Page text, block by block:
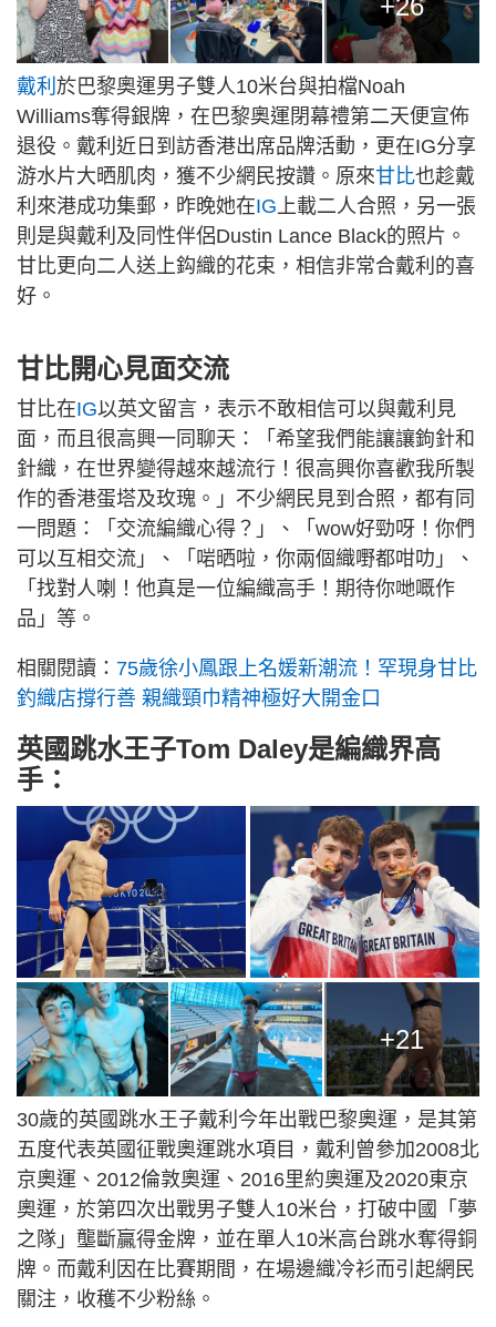
戴利 於巴黎奧運男子雙人10米台與拍檔Noah
Williams奪得銀牌，在巴黎奧運閉幕禮第二天便宣佈
退役。戴利近日到訪香港出席品牌活動，更在IG分享
游水片大晒肌肉，獲不少網民按讚。原來甘比也趁戴
利來港成功集郵，昨晚她在IG上載二人合照，另一張
則是與戴利及同性伴侶Dustin Lance Black的照片。
甘比更向二人送上鈎織的花束，相信非常合戴利的喜
好。
甘比開心見面交流
甘比在IG以英文留言，表示不敢相信可以與戴利見
面，而且很高興一同聊天：「希望我們能讓讓鉤針和
針織，在世界變得越來越流行！很高興你喜歡我所製
作的香港蛋塔及玫瑰。」不少網民見到合照，都有同
一問題：「交流編織心得？」、「wow好勁呀！你們
可以互相交流」、「啱晒啦，你兩個織嘢都咁叻」、
「找對人喇！他真是一位編織高手！期待你哋嘅作
品」等。
相關閱讀： 75歲徐小鳳跟上名媛新潮流！罕現身甘比
釣織店撐行善 親織頸巾精神極好大開金口
英國跳水王子Tom Daley是編織界高
手：
+21
30歲的英國跳水王子戴利今年出戰巴黎奧運，是其第
五度代表英國征戰奧運跳水項目，戴利曾參加2008北
京奧運、2012倫敦奧運、2016里約奧運及2020東京
奧運，於第四次出戰男子雙人10米台，打破中國「夢
之隊」壟斷贏得金牌，並在單人10米高台跳水奪得銅
牌。而戴利因在比賽期間，在場邊織冷衫而引起網民
關注，收穫不少粉絲。